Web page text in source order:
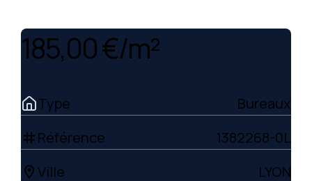
185,00 €/m²
Type Bureaux
tag Référence 1382268-0L
location_on Ville
LYON